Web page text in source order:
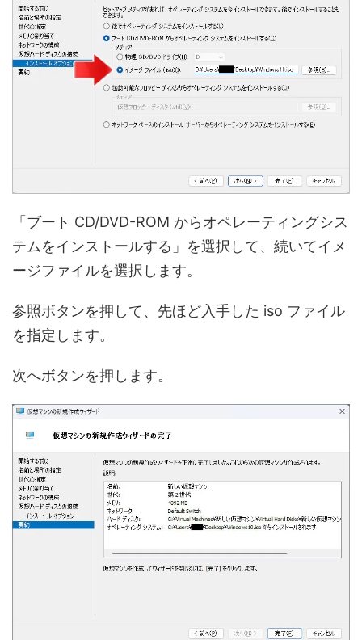
「ブート CD/DVD-ROM からオペレーティングシス
テムをインストールする」を選択して、続いてイメ
ージファイルを選択します。
参照ボタンを押して、先ほど入手した iso ファイル
を指定します。
次へボタンを押します。